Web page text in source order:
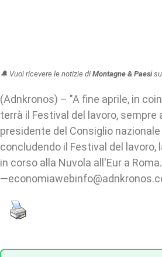
🔔 Vuoi ricevere le notizie di Montagne & Paesi
(Adnkronos) – "A fine aprile, in
terrà il Festival del lavoro, sempre
presidente del Consiglio
concludendo il Festival del
in corso alla Nuvola all'Eur a Roma.